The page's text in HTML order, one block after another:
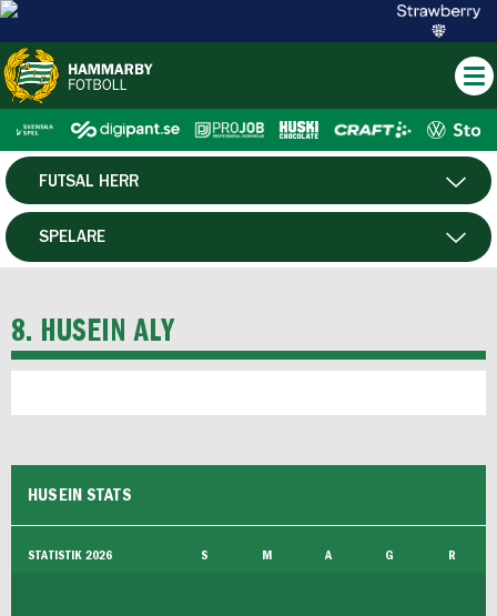
HERR
HTFF
F19
FUTSAL HERR
FUTSAL DAM
SPELARE
8. HUSEIN ALY
HUSEIN STATS
STATISTIK 2026 S M A G R